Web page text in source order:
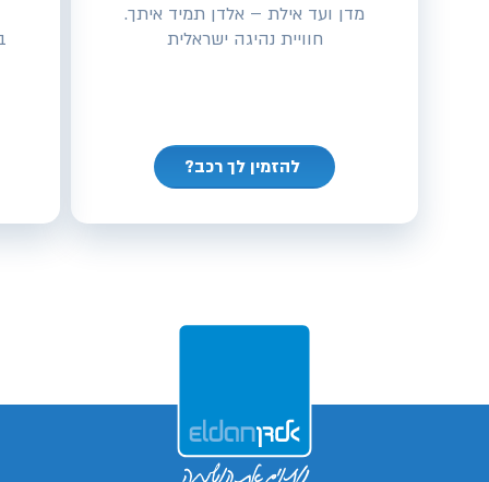
מדן ועד אילת – אלדן תמיד איתך.
חוויית נהיגה ישראלית
להזמין לך רכב?